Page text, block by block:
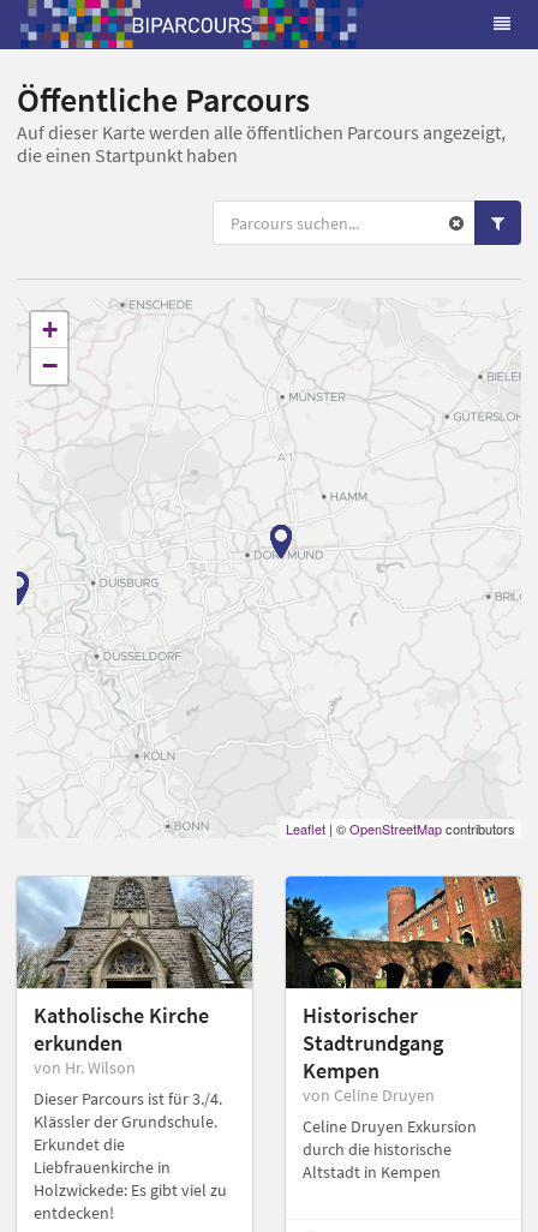
Öffentliche Parcours
Auf dieser Karte werden alle öffentlichen Parcours angezeigt,
die einen Startpunkt haben
+
−
Leaflet | ©OpenStreetMapcontributors
Katholische Kirche
erkunden
von Hr. Wilson
Dieser Parcours ist für 3./4.
Klässler der Grundschule.
Erkundet die
Liebfrauenkirche in
Holzwickede: Es gibt viel zu
entdecken!
Historischer
Stadtrundgang
Kempen
von Celine Druyen
Celine Druyen Exkursion
durch die historische
Altstadt in Kempen